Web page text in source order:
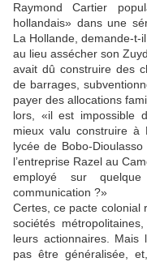
Raymond Cartier
hollandais» dans une
La Hollande, demande-t-
au lieu assécher son
avait dû construire des
de barrages,
payer des allocations
lors, «il est impossible
mieux valu construire à
lycée de Bobo-
l’entreprise Razel au
employé sur
communication ?»
Certes, ce pacte colonial
sociétés
leurs actionnaires. Mais
pas être généralisée,